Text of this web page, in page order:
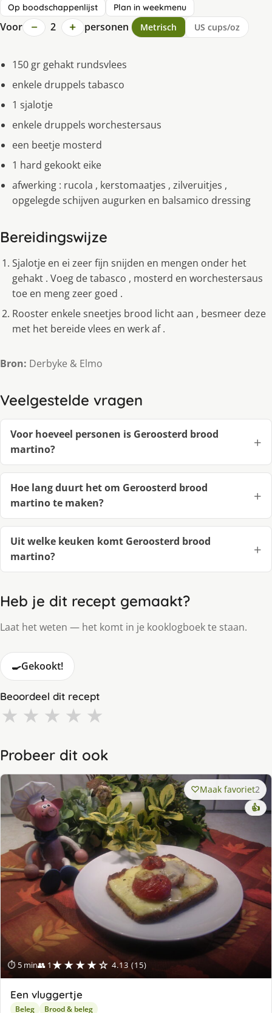
Op boodschappenlijst Plan in weekmenu
Voor − 2 + personen Metrisch US cups/oz
150 gr gehakt rundsvlees
enkele druppels tabasco
1 sjalotje
enkele druppels worchestersaus
een beetje mosterd
1 hard gekookt eike
afwerking : rucola , kerstomaatjes , zilveruitjes ,
opgelegde schijven augurken en balsamico dressing
Bereidingswijze
Sjalotje en ei zeer fijn snijden en mengen onder het
gehakt . Voeg de tabasco , mosterd en worchestersaus
toe en meng zeer goed .
Rooster enkele sneetjes brood licht aan , besmeer deze
met het bereide vlees en werk af .
Bron: Derbyke & Elmo
Veelgestelde vragen
Voor hoeveel personen is Geroosterd brood
martino?
Hoe lang duurt het om Geroosterd brood
martino te maken?
Uit welke keuken komt Geroosterd brood
martino?
Heb je dit recept gemaakt?
Laat het weten — het komt in je kooklogboek te staan.
🍳Gekookt!
Beoordeel dit recept
★ ★ ★ ★ ★
Probeer dit ook
⏱ 5 min👥 1 ★★★★☆ 4.13 (15)
Maak favoriet2
👍
Een vluggertje
Beleg Brood & beleg